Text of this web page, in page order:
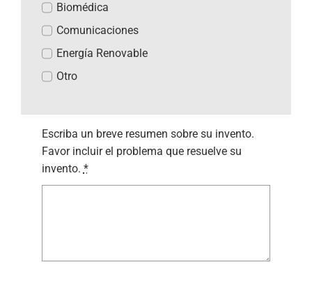
Biomédica
Comunicaciones
Energía Renovable
Otro
Escriba un breve resumen sobre su invento.
Favor incluir el problema que resuelve su
invento. *